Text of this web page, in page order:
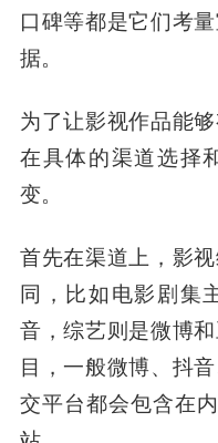
口碑等都是它们考
据。
为了让影视作品能
在具体的渠道选择
变。
首先在渠道上，影
同，比如电影剧集
音，综艺则是微博
目，一般微博、抖
交平台都会包含在